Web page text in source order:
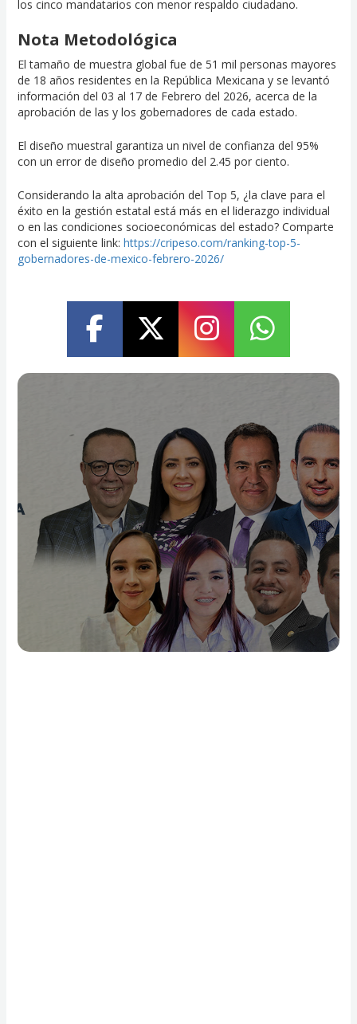
los cinco mandatarios con menor respaldo ciudadano.
Nota Metodológica
El tamaño de muestra global fue de 51 mil personas mayores
de 18 años residentes en la República Mexicana y se levantó
información del 03 al 17 de Febrero del 2026, acerca de la
aprobación de las y los gobernadores de cada estado.
El diseño muestral garantiza un nivel de confianza del 95%
con un error de diseño promedio del 2.45 por ciento.
Considerando la alta aprobación del Top 5, ¿la clave para el
éxito en la gestión estatal está más en el liderazgo individual
o en las condiciones socioeconómicas del estado? Comparte
con el siguiente link: https://cripeso.com/ranking-top-5-
gobernadores-de-mexico-febrero-2026/